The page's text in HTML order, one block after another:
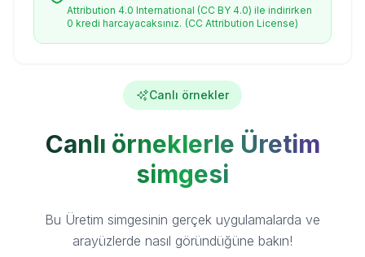
Attribution 4.0 International (CC BY 4.0) ile indirirken
0 kredi harcayacaksınız. (CC Attribution License)
Canlı örnekler
Canlı örneklerle Üretim
simgesi
Bu Üretim simgesinin gerçek uygulamalarda ve
arayüzlerde nasıl göründüğüne bakın!